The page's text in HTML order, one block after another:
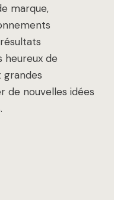
marque,
heureux de
de nouvelles idées